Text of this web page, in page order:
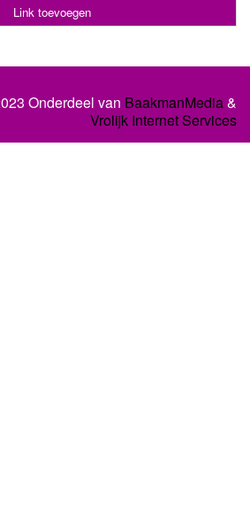
Link toevoegen
Onderdeel van BaakmanMedia&
Vrolijk Internet Services